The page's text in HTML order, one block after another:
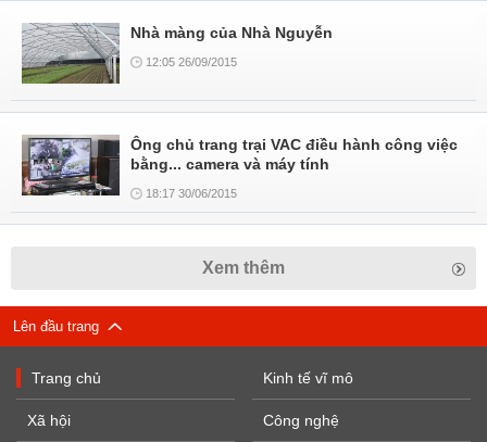
Nhà màng của Nhà Nguyễn
12:05 26/09/2015
Ông chủ trang trại VAC điều hành công việc
bằng... camera và máy tính
18:17 30/06/2015
Xem thêm
Lên đầu trang
Trang chủ
Xã hội
Kinh tế vĩ mô
Công nghệ